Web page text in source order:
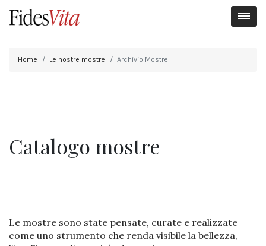
Home Le nostre mostre Archivio Mostre
Catalogo mostre
Le mostre sono state pensate, curate e realizzate
come uno strumento che renda visibile la bellezza,